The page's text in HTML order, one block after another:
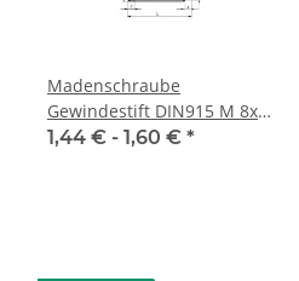
Madenschraube
Gewindestift DIN915 M 8x12
Zapfen 10x
1,44 € - 1,60 € *